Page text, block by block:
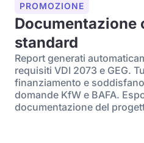
PROMOZIONE
Documentazione
standard
Report generati
requisiti VDI 2073 e GEG.
finanziamento e
domande KfW e BAFA.
documentazione del